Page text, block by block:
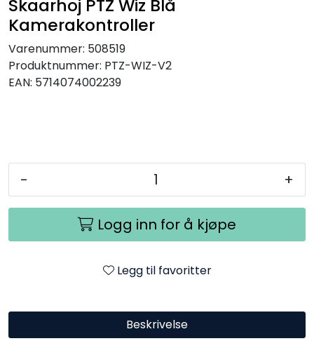
Skaarhoj PTZ Wiz Blå
Kamerakontroller
Varenummer: 508519
Produktnummer: PTZ-WIZ-V2
EAN: 5714074002239
- +
Logg inn for å kjøpe
Legg til favoritter
Beskrivelse